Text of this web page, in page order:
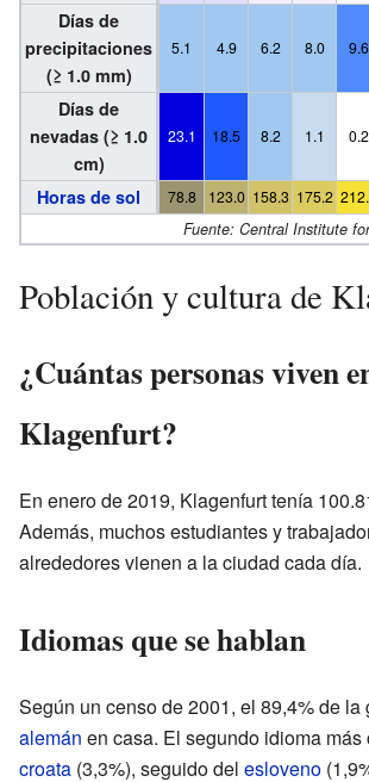
Días de
precipitaciones
(≥ 1.0 mm)
5.1 4.9 6.2 8.0 9.6
Días de
nevadas (≥ 1.0
cm)
23.1 18.5 8.2 1.1 0.2
Horas de sol 78.8 123.0 158.3 175.2
Fuente: Central Institute
Población y cultura de
¿Cuántas personas viven
Klagenfurt?
En enero de 2019, Klagenfurt tenía
Además, muchos estudiantes y
alrededores vienen a la ciudad cada día.
Idiomas que se hablan
Según un censo de 2001, el 89,4% de la
alemán en casa. El segundo idioma más
croata (3,3%), seguido del esloveno